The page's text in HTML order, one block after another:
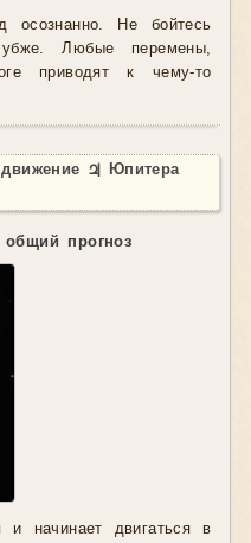
осознанно. Не бойтесь
Любые перемены,
приводят к чему-то
движение ♃ Юпитера
прогноз
и начинает двигаться в